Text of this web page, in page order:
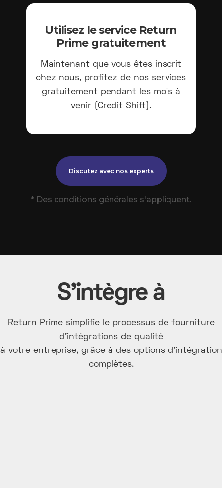
Utilisez le service Return
Prime gratuitement
Maintenant que vous êtes inscrit
chez nous, profitez de nos services
gratuitement pendant les mois à
venir (Credit Shift).
Discutez avec nos experts
* Des conditions générales s'appliquent.
S'intègre à
Return Prime simplifie le processus de fourniture
d'intégrations de qualité
à votre entreprise, grâce à des options d'intégration
complètes.